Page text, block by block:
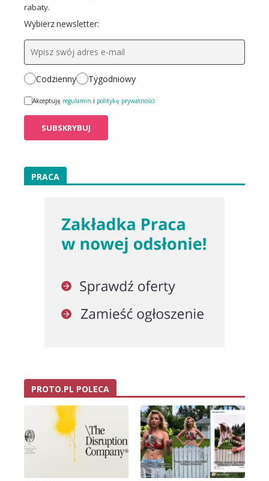
rabaty.
Wybierz newsletter:
Codzienny Tygodniowy
Akceptuję regulamin i politykę prywatności
PRACA
PROTO.PL POLECA